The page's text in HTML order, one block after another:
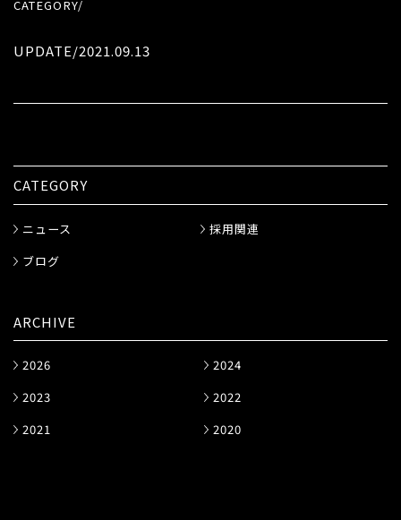
CATEGORY/
UPDATE/2021.09.13
CATEGORY
ニュース
採用関連
ブログ
ARCHIVE
2026
2024
2023
2022
2021
2020